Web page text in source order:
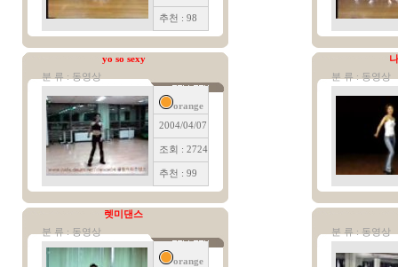
추천 : 98
yo so sexy
분 류 : 동영상
orange
2004/04/07
조회 : 2724
추천 : 99
분 류 : 동영상
렛미댄스
분 류 : 동영상
orange
분 류 : 동영상